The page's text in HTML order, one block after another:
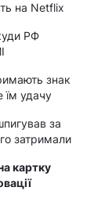
на Netflix
РФ
знак
їм удачу
за
затримали
картку